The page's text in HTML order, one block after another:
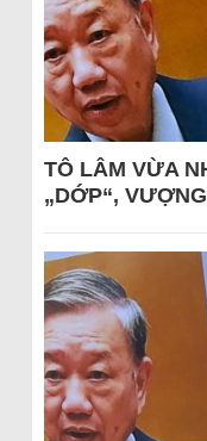
TÔ LÂM VỪA
„DỚP“,